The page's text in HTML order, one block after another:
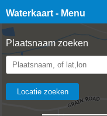
Waterkaart - Menu
Plaatsnaam zoeken
☰ Waterkaart Live